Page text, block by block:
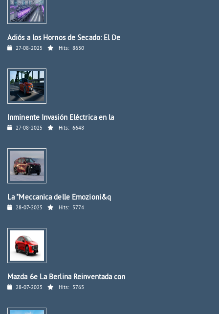
Adiós a los Hornos de Secado: El De
27-08-2025 Hits: 8630
Inminente Invasión Eléctrica en la
27-08-2025 Hits: 6648
La "Meccanica delle Emozioni&q
28-07-2025 Hits: 5774
Mazda 6e La Berlina Reinventada con
28-07-2025 Hits: 5765